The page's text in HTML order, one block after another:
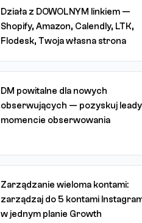
Działa z DOWOLNYM linkiem —
Shopify, Amazon, Calendly, LTK,
Flodesk, Twoja własna strona
DM powitalne dla nowych
obserwujących — pozyskuj
momencie obserwowania
Zarządzanie wieloma kontami:
zarządzaj do 5 kontami
w jednym planie Growth